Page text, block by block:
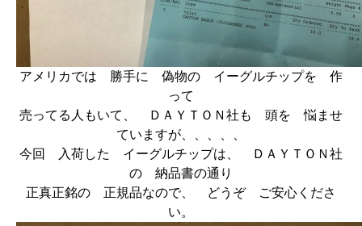
アメリカでは 勝手に 偽物の イーグルチップを 作
って
売ってる人もいて、 ＤＡＹＴＯＮ社も 頭を 悩ませ
ていますが、、、、、
今回 入荷した イーグルチップは、 ＤＡＹＴＯＮ社
の 納品書の通り
正真正銘の 正規品なので、 どうぞ ご安心くださ
い。